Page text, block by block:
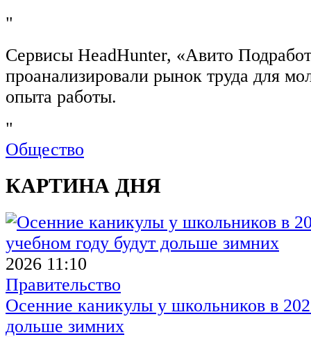
"
Сервисы HeadHunter, «Авито
проанализировали рынок труда для
опыта работы.
"
Общество
КАРТИНА ДНЯ
2026 11:10
Правительство
Осенние каникулы у школьников в
дольше зимних